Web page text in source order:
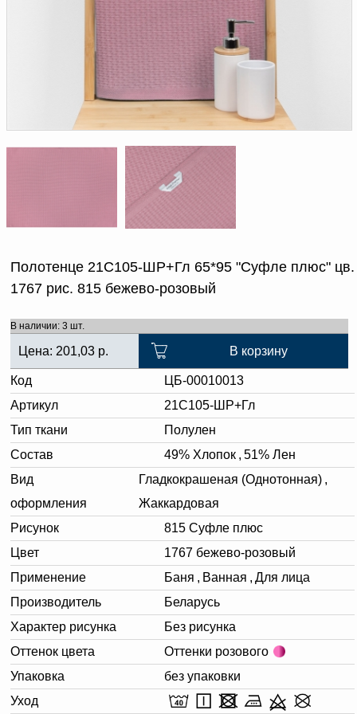
получение груза
Документы по работе с
персональными данными
Письмо руководителю
Вопросы и ответы
Новости | Статьи
Полотенце 21С105-ШР+Гл 65*95 "Суфле плюс" цв.
1767 рис. 815 бежево-розовый
В наличии: 3 шт.
Цена: 201,03 р. В корзину
Код
ЦБ-00010013
Артикул
21С105-ШР+Гл
Тип ткани
Полулен
Состав
49% Хлопок , 51% Лен
Вид
оформления
Гладкокрашеная (Однотонная) ,
Жаккардовая
Рисунок
815 Суфле плюс
Цвет
1767 бежево-розовый
Применение
Баня , Ванная , Для лица
Производитель
Беларусь
Характер рисунка
Без рисунка
Оттенок цвета
Оттенки розового
Упаковка
без упаковки
Уход
в